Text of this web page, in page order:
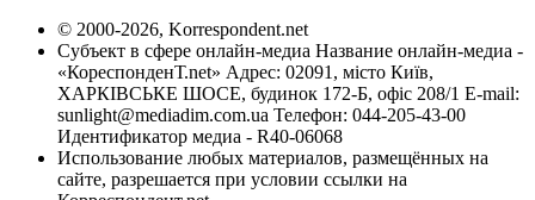
© 2000-2026, Korrespondent.net
Субъект в сфере онлайн-медиа Название онлайн-медиа -
«КореспонденТ.net» Адрес: 02091, місто Київ,
ХАРКІВСЬКЕ ШОСЕ, будинок 172-Б, офіс 208/1 E-mail:
sunlight@mediadim.com.ua Телефон: 044-205-43-00
Идентификатор медиа - R40-06068
Использование любых материалов, размещённых на
сайте, разрешается при условии ссылки на